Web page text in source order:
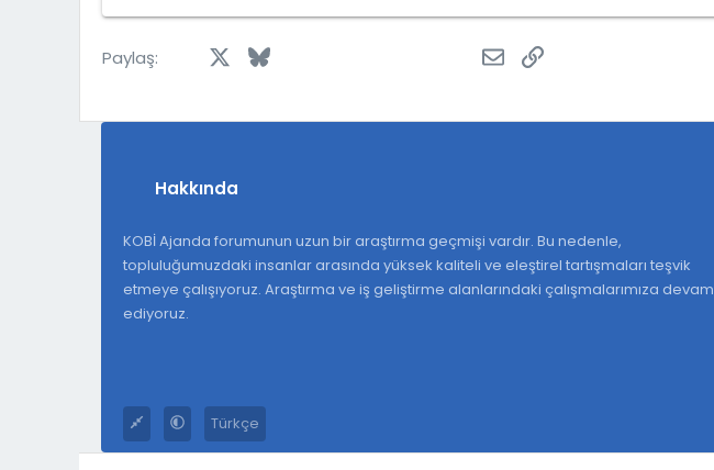
Paylaş: FacebookBluesky WhatsApp
E-posta
Link
Hakkında
KOBİ Ajanda forumunun uzun bir araştırma geçmişi vardır. Bu nedenle,
topluluğumuzdaki insanlar arasında yüksek kaliteli ve eleştirel tartışmaları teşvik
etmeye çalışıyoruz. Araştırma ve iş geliştirme alanlarındaki çalışmalarımıza devam
ediyoruz.
Türkçe